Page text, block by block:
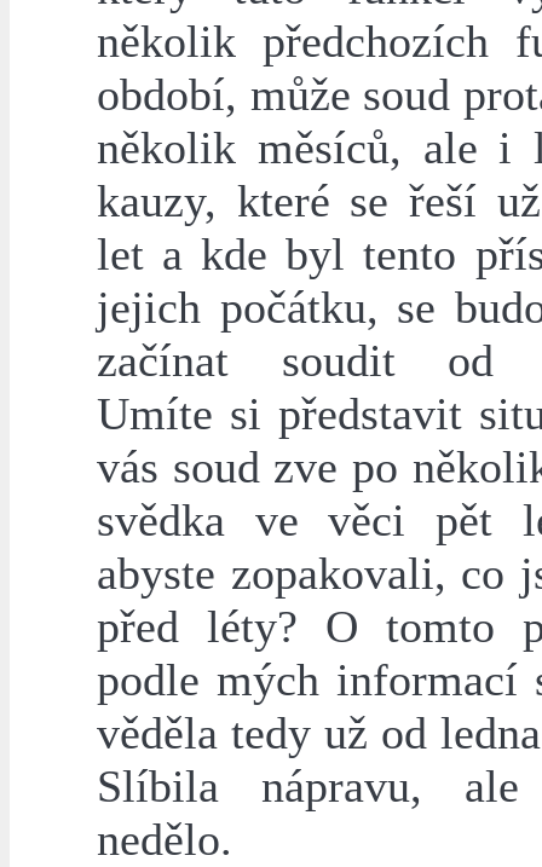
několik předchozích
období, může soud
několik měsíců, ale i
kauzy, které se řeší
let a kde byl tento
jejich počátku, se
začínat soudit od
Umíte si představit
vás soud zve po
svědka ve věci pět
abyste zopakovali, co
před léty? O tomto
podle mých informací
věděla tedy už od
Slíbila nápravu,
nedělo.